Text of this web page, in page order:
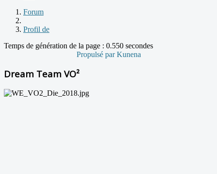
Forum
Profil de
Temps de génération de la page : 0.550 secondes
Propulsé parKunena
Dream Team VO²